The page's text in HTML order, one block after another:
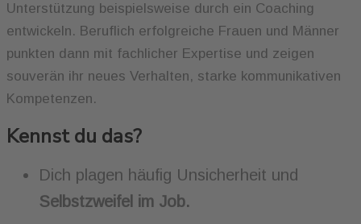
Unterstützung beispielsweise durch ein Coaching
entwickeln. Beruflich erfolgreiche Frauen und Männer
punkten dann mit fachlicher Expertise und zeigen
souverän ihr neues Verhalten, starke kommunikativen
Kompetenzen.
Kennst du das?
Dich plagen häufig Unsicherheit und
Selbstzweifel im Job.